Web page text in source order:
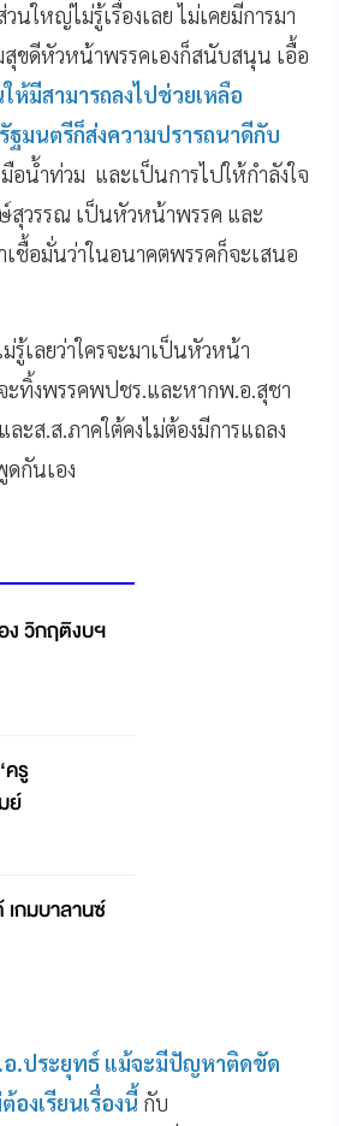
ใหญ่ไม่รู้เรื่องเลย ไม่เคยมีการมา
ขดีหัวหน้าพรรคเองก็สนับสนุน เอื้อ
มีสามารถลงไปช่วยเหลือ
มนตรีก็ส่งความปรารถนาดีกับ
อน้ำท่วม และเป็นการไปให้กำลังใจ
สุวรรณ เป็นหัวหน้าพรรค และ
ชื้อมั่นว่าในอนาคตพรรคก็จะเสนอ
รู้เลยว่าใครจะมาเป็นหัวหน้า
ะทิ้งพรรคพปชร.และหากพ.อ.สุชา
ส.ส.ภาคใต้คงไม่ต้องมีการแถลง
ดกันเอง​
ง วิกฤติงบฯ
ครู
ย์
อ.ประยุทธ์ แม้จะมีปัญหาติดขัด
งเรียนเรื่องนี้ กับ